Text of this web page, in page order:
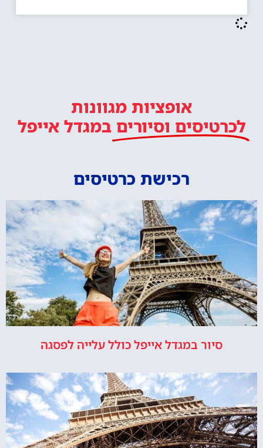
אופציות מגוונות
לכרטיסים וסיורים במגדל אייפל
רכישת כרטיסים
סיור במגדל אייפל כולל עלייה לפסגה